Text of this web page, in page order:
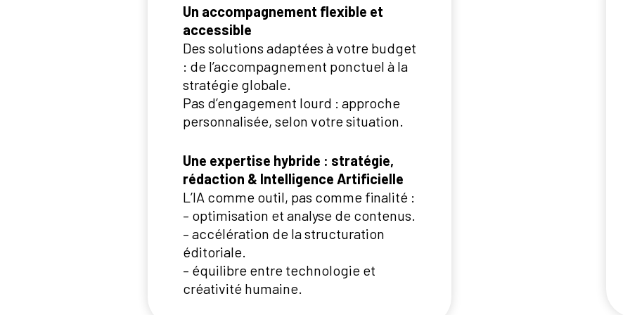
Un accompagnement flexible et
accessible
Des solutions adaptées à votre budget
: de l’accompagnement ponctuel à la
stratégie globale.
Pas d’engagement lourd : approche
personnalisée, selon votre situation.
Une expertise hybride : stratégie,
rédaction & Intelligence Artificielle
L’IA comme outil, pas comme finalité :
– optimisation et analyse de contenus.
– accélération de la structuration
éditoriale.
– équilibre entre technologie et
créativité humaine.